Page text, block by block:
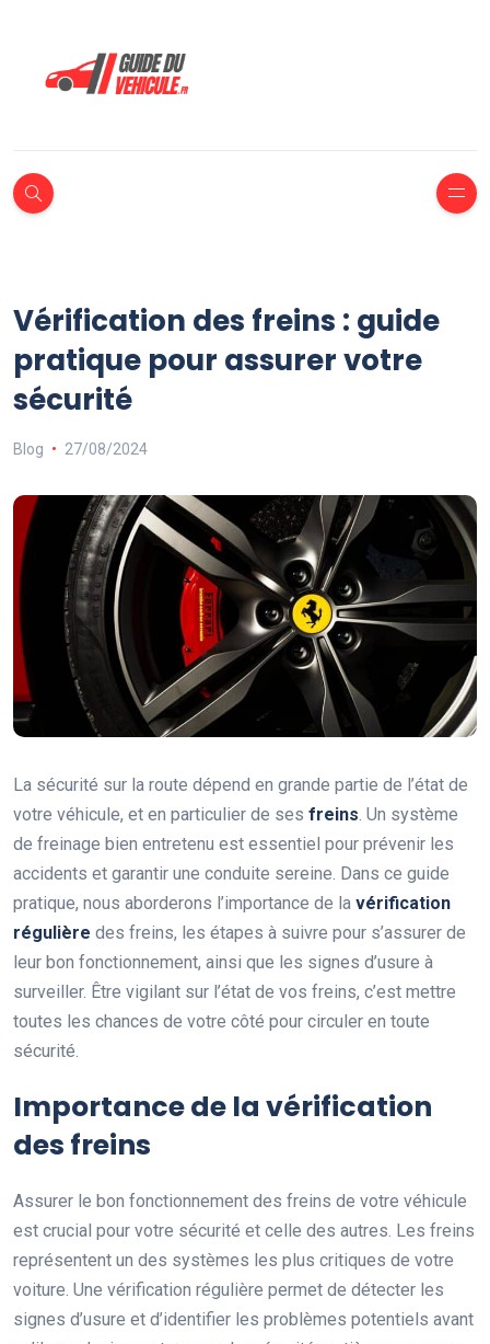
Vérification des freins : guide
pratique pour assurer votre
sécurité
Blog 27/08/2024
La sécurité sur la route dépend en grande partie de l’état de
votre véhicule, et en particulier de ses freins. Un système
de freinage bien entretenu est essentiel pour prévenir les
accidents et garantir une conduite sereine. Dans ce guide
pratique, nous aborderons l’importance de la vérification
régulière des freins, les étapes à suivre pour s’assurer de
leur bon fonctionnement, ainsi que les signes d’usure à
surveiller. Être vigilant sur l’état de vos freins, c’est mettre
toutes les chances de votre côté pour circuler en toute
sécurité.
Importance de la vérification
des freins
Assurer le bon fonctionnement des freins de votre véhicule
est crucial pour votre sécurité et celle des autres. Les freins
représentent un des systèmes les plus critiques de votre
voiture. Une vérification régulière permet de détecter les
signes d’usure et d’identifier les problèmes potentiels avant